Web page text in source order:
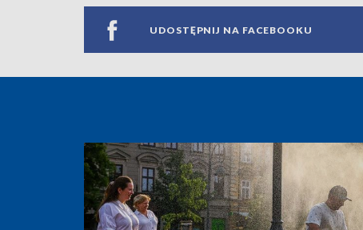
UDOSTĘPNIJ NA FACEBOOKU